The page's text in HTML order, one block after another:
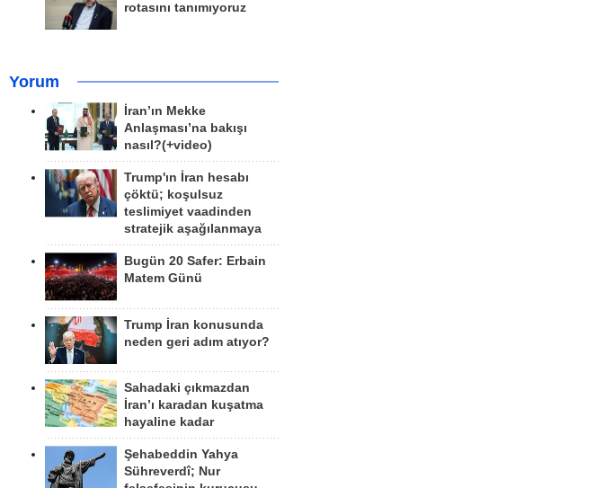
rotasını tanımıyoruz
Yorum
İran’ın Mekke
Anlaşması’na bakışı
nasıl?(+video)
Trump'ın İran hesabı
çöktü; koşulsuz
teslimiyet vaadinden
stratejik aşağılanmaya
Bugün 20 Safer: Erbain
Matem Günü
Trump İran konusunda
neden geri adım atıyor?
Sahadaki çıkmazdan
İran’ı karadan kuşatma
hayaline kadar
Şehabeddin Yahya
Sühreverdî; Nur